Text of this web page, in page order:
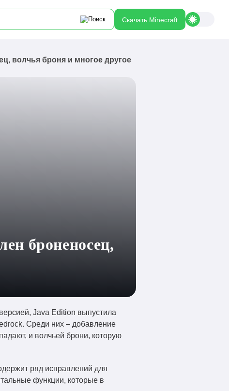
Скачать Minecraft
волчья броня и многое другое
броненосец,
Java Edition выпустила
Среди них – добавление
и волчьей брони, которую
ряд исправлений для
функции, которые в